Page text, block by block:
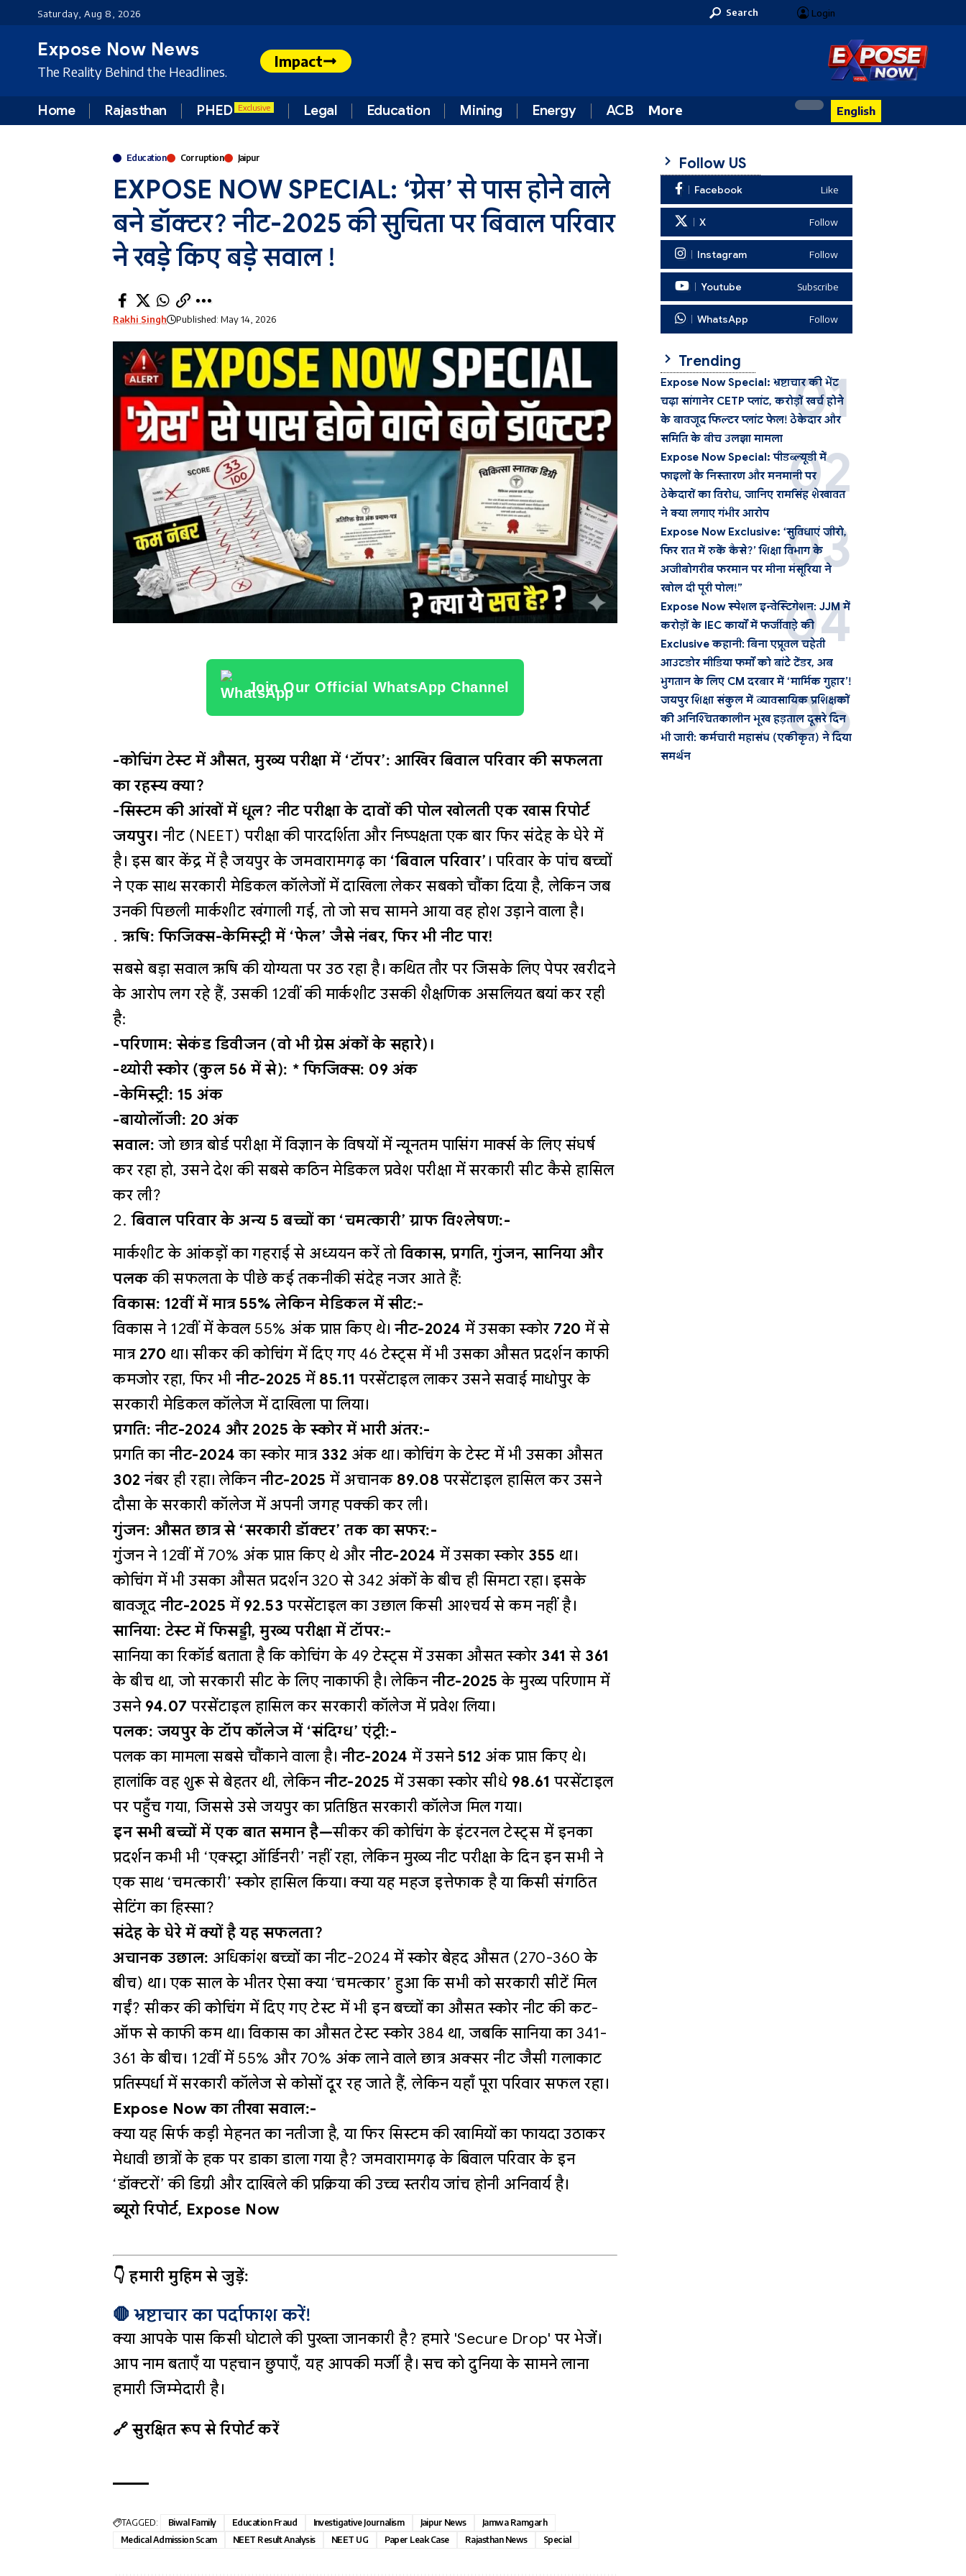
Saturday, Aug 8, 2026 Search Login
Expose Now News
The Reality Behind the Headlines.
Impact
Home Rajasthan PHED Exclusive Legal Education Mining Energy ACB More English
Education Corruption Jaipur
EXPOSE NOW SPECIAL: ‘ग्रेस’ से पास होने वाले
बने डॉक्टर? नीट-2025 की सुचिता पर बिवाल परिवार
ने खड़े किए बड़े सवाल !
Rakhi Singh Published: May 14, 2026
Join Our Official WhatsApp Channel
-कोचिंग टेस्ट में औसत, मुख्य परीक्षा में ‘टॉपर’: आखिर बिवाल परिवार की सफलता
का रहस्य क्या?
-सिस्टम की आंखों में धूल? नीट परीक्षा के दावों की पोल खोलती एक खास रिपोर्ट
जयपुर।नीट (NEET) परीक्षा की पारदर्शिता और निष्पक्षता एक बार फिर संदेह के घेरे में
है। इस बार केंद्र में है जयपुर के जमवारामगढ़ का‘बिवाल परिवार’ । परिवार के पांच बच्चों
ने एक साथ सरकारी मेडिकल कॉलेजों में दाखिला लेकर सबको चौंका दिया है, लेकिन जब
उनकी पिछली मार्कशीट खंगाली गई, तो जो सच सामने आया वह होश उड़ाने वाला है।
ऋषि: फिजिक्स-केमिस्ट्री में ‘फेल’ जैसे नंबर, फिर भी नीट पार!
सबसे बड़ा सवाल ऋषि की योग्यता पर उठ रहा है। कथित तौर पर जिसके लिए पेपर खरीदने
के आरोप लग रहे हैं, उसकी 12वीं की मार्कशीट उसकी शैक्षणिक असलियत बयां कर रही
है:
-परिणाम: सेकंड डिवीजन (वो भी ग्रेस अंकों के सहारे)।
-थ्योरी स्कोर (कुल 56 में से): * फिजिक्स: 09 अंक
-केमिस्ट्री: 15 अंक
-बायोलॉजी: 20 अंक
सवाल:जो छात्र बोर्ड परीक्षा में विज्ञान के विषयों में न्यूनतम पासिंग मार्क्स के लिए संघर्ष
कर रहा हो, उसने देश की सबसे कठिन मेडिकल प्रवेश परीक्षा में सरकारी सीट कैसे हासिल
कर ली?
बिवाल परिवार के अन्य 5 बच्चों का ‘चमत्कारी’ ग्राफ विश्लेषण:-
मार्कशीट के आंकड़ों का गहराई से अध्ययन करें तोविकास, प्रगति, गुंजन, सानिया और
पलककी सफलता के पीछे कई तकनीकी संदेह नजर आते हैं:
विकास: 12वीं में मात्र 55% लेकिन मेडिकल में सीट:-
विकास ने 12वीं में केवल 55% अंक प्राप्त किए थे।नीट-2024 में उसका स्कोर 720 में से
मात्र 270 था। सीकर की कोचिंग में दिए गए 46 टेस्ट्स में भी उसका औसत प्रदर्शन काफी
कमजोर रहा, फिर भीनीट-2025 में 85.11परसेंटाइल लाकर उसने सवाई माधोपुर के
सरकारी मेडिकल कॉलेज में दाखिला पा लिया।
प्रगति: नीट-2024 और 2025 के स्कोर में भारी अंतर:-
प्रगति कानीट-2024 का स्कोर मात्र 332 अंक था। कोचिंग के टेस्ट में भी उसका औसत
302 नंबर ही रहा। लेकिननीट-2025 में अचानक 89.08 परसेंटाइल हासिल कर उसने
दौसा के सरकारी कॉलेज में अपनी जगह पक्की कर ली।
गुंजन: औसत छात्र से ‘सरकारी डॉक्टर’ तक का सफर:-
गुंजन ने 12वीं में 70% अंक प्राप्त किए थे औरनीट-2024 में उसका स्कोर 355 था।
कोचिंग में भी उसका औसत प्रदर्शन 320 से 342 अंकों के बीच ही सिमटा रहा। इसके
बावजूद नीट-2025 में 92.53 परसेंटाइल का उछाल किसी आश्चर्य से कम नहीं है।
सानिया: टेस्ट में फिसड्डी, मुख्य परीक्षा में टॉपर:-
सानिया का रिकॉर्ड बताता है कि कोचिंग के 49 टेस्ट्स में उसका औसत स्कोर 341से 361
के बीच था, जो सरकारी सीट के लिए नाकाफी है। लेकिननीट-2025 के मुख्य परिणाम में
उसने 94.07 परसेंटाइल हासिल कर सरकारी कॉलेज में प्रवेश लिया।
पलक: जयपुर के टॉप कॉलेज में ‘संदिग्ध’ एंट्री:-
पलक का मामला सबसे चौंकाने वाला है।नीट-2024 में उसने512 अंक प्राप्त किए थे।
हालांकि वह शुरू से बेहतर थी, लेकिननीट-2025में उसका स्कोर सीधे 98.61 परसेंटाइल
पर पहुँच गया, जिससे उसे जयपुर का प्रतिष्ठित सरकारी कॉलेज मिल गया।
इन सभी बच्चों में एक बात समान है—सीकर की कोचिंग के इंटरनल टेस्ट्स में इनका
प्रदर्शन कभी भी ‘एक्स्ट्रा ऑर्डिनरी’ नहीं रहा, लेकिन मुख्य नीट परीक्षा के दिन इन सभी ने
एक साथ ‘चमत्कारी’ स्कोर हासिल किया। क्या यह महज इत्तेफाक है या किसी संगठित
सेटिंग का हिस्सा?
संदेह के घेरे में क्यों है यह सफलता?
अचानक उछाल: अधिकांश बच्चों का नीट-2024 में स्कोर बेहद औसत (270-360 के
बीच) था। एक साल के भीतर ऐसा क्या ‘चमत्कार’ हुआ कि सभी को सरकारी सीटें मिल
गईं? सीकर की कोचिंग में दिए गए टेस्ट में भी इन बच्चों का औसत स्कोर नीट की कट-
ऑफ से काफी कम था। विकास का औसत टेस्ट स्कोर 384 था, जबकि सानिया का 341-
361 के बीच। 12वीं में 55% और 70% अंक लाने वाले छात्र अक्सर नीट जैसी गलाकाट
प्रतिस्पर्धा में सरकारी कॉलेज से कोसों दूर रह जाते हैं, लेकिन यहाँ पूरा परिवार सफल रहा।
Expose Now का तीखा सवाल:-
क्या यह सिर्फ कड़ी मेहनत का नतीजा है, या फिर सिस्टम की खामियों का फायदा उठाकर
मेधावी छात्रों के हक पर डाका डाला गया है? जमवारामगढ़ के बिवाल परिवार के इन
‘डॉक्टरों’ की डिग्री और दाखिले की प्रक्रिया की उच्च स्तरीय जांच होनी अनिवार्य है।
ब्यूरो रिपोर्ट, Expose Now
👇 हमारी मुहिम से जुड़ें:
🛑 भ्रष्टाचार का पर्दाफाश करें!
क्या आपके पास किसी घोटाले की पुख्ता जानकारी है? हमारे 'Secure Drop' पर भेजें।
आप नाम बताएँ या पहचान छुपाएँ, यह आपकी मर्जी है। सच को दुनिया के सामने लाना
हमारी जिम्मेदारी है।
🔗 सुरक्षित रूप से रिपोर्ट करें
TAGGED: Biwal Family Education Fraud Investigative Journalism Jaipur News
Jamwa Ramgarh
Medical Admission Scam
NEET Result Analysis NEET UG Paper Leak Case Rajasthan News Special
Follow US
Facebook Like
X Follow
Instagram Follow
Youtube Subscribe
WhatsApp Follow
Trending
Expose Now Special: भ्रष्टाचार की भेंट
चढ़ा सांगानेर CETP प्लांट, करोड़ों खर्च होने
के बावजूद फिल्टर प्लांट फेल! ठेकेदार और
समिति के बीच उलझा मामला
Expose Now Special: पीडब्ल्यूडी में
फाइलों के निस्तारण और मनमानी पर
ठेकेदारों का विरोध, जानिए रामसिंह शेखावत
ने क्या लगाए गंभीर आरोप
Expose Now Exclusive: ‘सुविधाएं जीरो,
फिर रात में रुकें कैसे?’ शिक्षा विभाग के
अजीबोगरीब फरमान पर मीना मंसूरिया ने
खोल दी पूरी पोल!”
Expose Now स्पेशल इन्वेस्टिगेशन: JJM में
करोड़ों के IEC कार्यों में फर्जीवाड़े की
Exclusive कहानी: बिना एप्रूवल चहेती
आउटडोर मीडिया फर्मों को बांटे टेंडर, अब
भुगतान के लिए CM दरबार में ‘मार्मिक गुहार’!
जयपुर शिक्षा संकुल में व्यावसायिक प्रशिक्षकों
की अनिश्चितकालीन भूख हड़ताल दूसरे दिन
भी जारी: कर्मचारी महासंघ (एकीकृत) ने दिया
समर्थन